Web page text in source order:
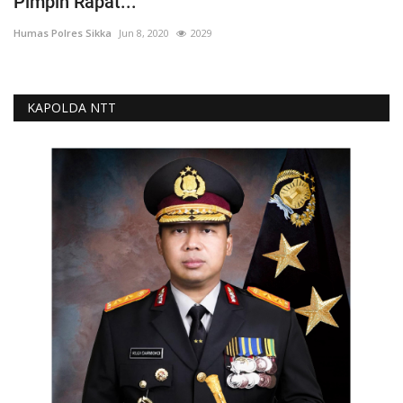
Humas Polres Sikka Jun 8, 2020 2029
KAPOLDA NTT